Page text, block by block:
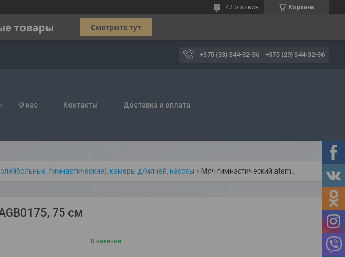
Корзина
47 отзывов
+375 (33) 344-32-36 +375 (29) 344-32-36
О нас Контакты Доставка и оплата
гимнастические), камеры д/мячей, насосы
75 см
В наличии